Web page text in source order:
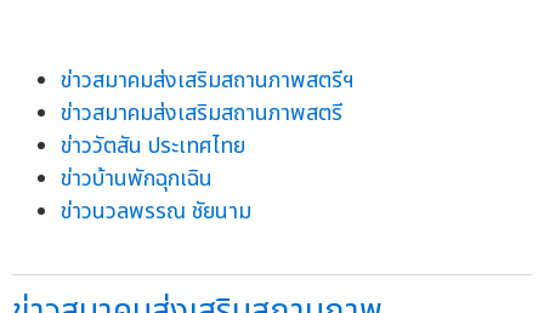
ข่าวสมาคมส่งเสริมสถานภาพสตรีฯ
ข่าวสมาคมส่งเสริมสถานภาพสตรี
ข่าววัตสัน ประเทศไทย
ข่าวบ้านพักฉุกเฉิน
ข่าวนวลพรรณ ชัยนาม